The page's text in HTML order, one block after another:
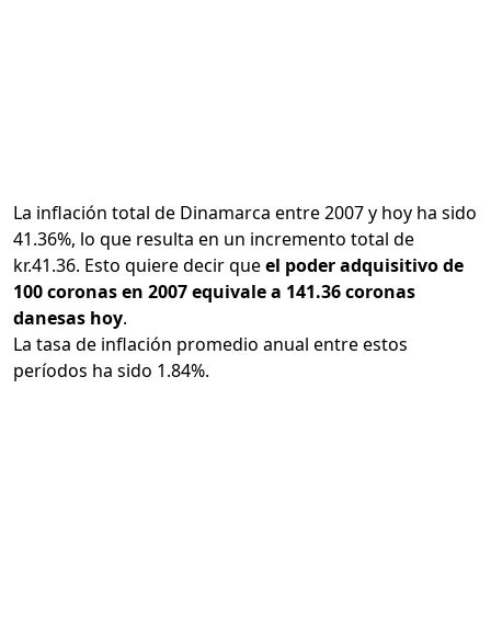
La inflación total de Dinamarca entre 2007 y hoy ha sido
41.36%, lo que resulta en un incremento total de
kr.41.36. Esto quiere decir queel poder adquisitivo de
100 coronas en 2007 equivale a 141.36 coronas
danesas hoy.
La tasa de inflación promedio anual entre estos
períodos ha sido 1.84%.